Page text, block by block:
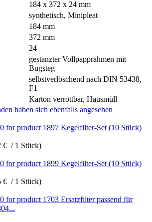
184 x 372 x 24 mm
synthetisch, Minipleat
184 mm
372 mm
24
gestanzter Vollpapprahmen mit
Bugsteg
selbstverlöschend nach DIN 53438,
F1
Karton verrottbar, Hausmüll
haben sich ebenfalls angesehen
Kegelfilter-Set (10 Stück)
€ / 1 Stück)
Kegelfilter-Set (10 Stück)
€ / 1 Stück)
Ersatzfilter passend für